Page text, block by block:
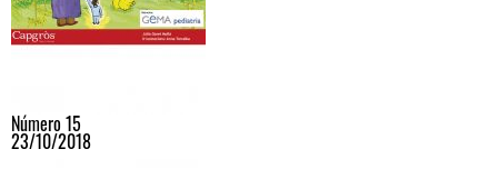
Número 15
23/10/2018